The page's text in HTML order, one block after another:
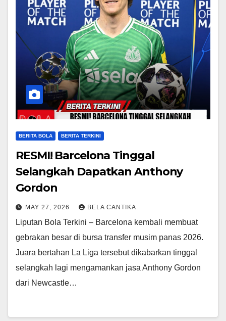
BERITA BOLA BERITA TERKINI
RESMI! Barcelona Tinggal
Selangkah Dapatkan Anthony
Gordon
MAY 27, 2026 BELA CANTIKA
Liputan Bola Terkini – Barcelona kembali membuat
gebrakan besar di bursa transfer musim panas 2026.
Juara bertahan La Liga tersebut dikabarkan tinggal
selangkah lagi mengamankan jasa Anthony Gordon
dari Newcastle…